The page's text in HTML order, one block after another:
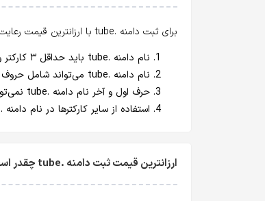
برای ثبت دامنه .tube با ارزانترین قیمت رعایت موارد زیر
نام دامنه .tube باید حداقل ۳ کارکتر و حداکثر ۶۳ کارکتر باشد.
نام دامنه .tube می‌تواند شامل حروف کوچک انگلیسی (a-z)، اعداد انگلیسی و خط تیره (اصطلاحا dash یا hyphen : "-") باشد.
حرف اول و آخر نام دامنه .tube نمی‌تواند خط تیره (Hyphen) باشد.
استفاده از سایر کارکترها در نام دامنه .tube غیر مجاز است.
ارزانترین قیمت ثبت دامنه .tube چقدر است؟